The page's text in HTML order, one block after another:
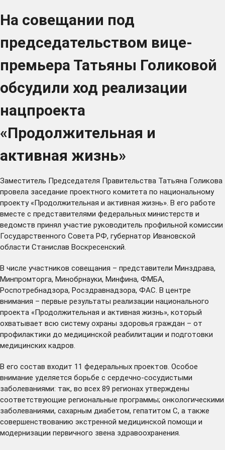
На совещании под
председательством вице-
премьера Татьяны Голиковой
обсудили ход реализации
нацпроекта
«Продолжительная и
активная жизнь»
Заместитель Председателя Правительства Татьяна Голикова
провела заседание проектного комитета по национальному
проекту «Продолжительная и активная жизнь». В его работе
вместе с представителями федеральных министерств и
ведомств принял участие руководитель профильной комиссии
Государственного Совета РФ, губернатор Ивановской
области Станислав Воскресенский.
В числе участников совещания – представители Минздрава,
Минпромторга, Минобрнауки, Минфина, ФМБА,
Роспотребнадзора, Росздравнадзора, ФАС. В центре
внимания – первые результаты реализации национального
проекта «Продолжительная и активная жизнь», который
охватывает всю систему охраны здоровья граждан – от
профилактики до медицинской реабилитации и подготовки
медицинских кадров.
В его состав входит 11 федеральных проектов. Особое
внимание уделяется борьбе с сердечно-сосудистыми
заболеваниями: так, во всех 89 регионах утверждены
соответствующие региональные программы; онкологическими
заболеваниями, сахарным диабетом, гепатитом С, а также
совершенствованию экстренной медицинской помощи и
модернизации первичного звена здравоохранения.